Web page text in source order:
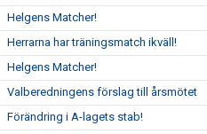
Helgens Matcher!
Herrarna har träningsmatch ikväll!
Helgens Matcher!
Valberedningens förslag till årsmötet
Förändring i A-lagets stab!